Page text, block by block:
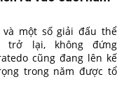
và một số giải đấu thể
trở lại, không đứng
cũng đang lên kế
trong năm được tổ